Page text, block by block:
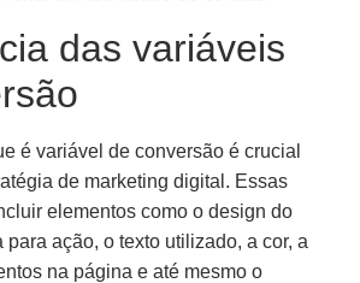
das variáveis
é variável de conversão é crucial
de marketing digital. Essas
elementos como o design do
para ação, o texto utilizado, a cor, a
na página e até mesmo o